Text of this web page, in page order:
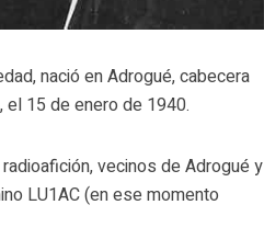
nació en Adrogué, cabecera
el 15 de enero de 1940.
vecinos de Adrogué y
LU1AC (en ese momento